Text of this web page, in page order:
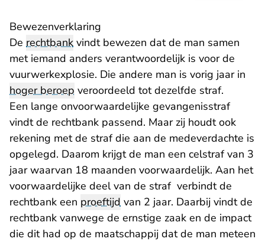
Bewezenverklaring
De rechtbank vindt bewezen dat de man samen
met iemand anders verantwoordelijk is voor de
vuurwerkexplosie. Die andere man is vorig jaar in
hoger beroep veroordeeld tot dezelfde straf.
Een lange onvoorwaardelijke gevangenisstraf
vindt de rechtbank passend. Maar zij houdt ook
rekening met de straf die aan de medeverdachte is
opgelegd. Daarom krijgt de man een celstraf van 3
jaar waarvan 18 maanden voorwaardelijk. Aan het
voorwaardelijke deel van de straf verbindt de
rechtbank een proeftijd van 2 jaar. Daarbij vindt de
rechtbank vanwege de ernstige zaak en de impact
die dit had op de maatschappij dat de man meteen